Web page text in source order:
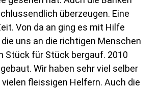
überzeugen. Eine
Von da an ging es mit Hilfe
uns an die richtigen Menschen
Stück für Stück bergauf. 2010
Wir haben sehr viel selber
fleissigen Helfern. Auch die